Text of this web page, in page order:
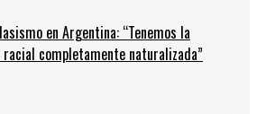
en Argentina: “Tenemos la
completamente naturalizada”